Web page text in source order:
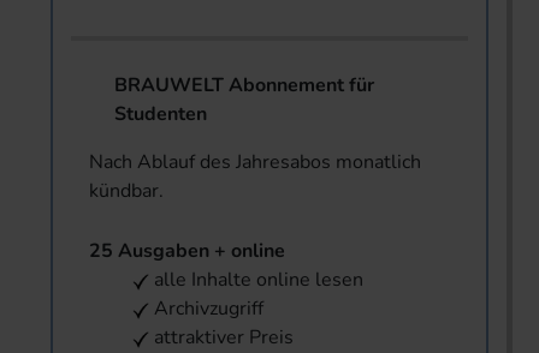
BRAUWELT Abonnement für
Studenten
Nach Ablauf des Jahresabos monatlich
kündbar.
25 Ausgaben + online
alle Inhalte online lesen
Archivzugriff
attraktiver Preis